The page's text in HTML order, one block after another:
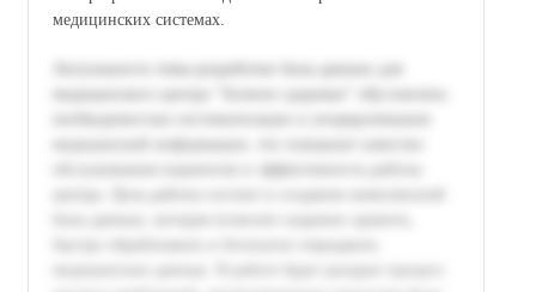
медицинских системах.